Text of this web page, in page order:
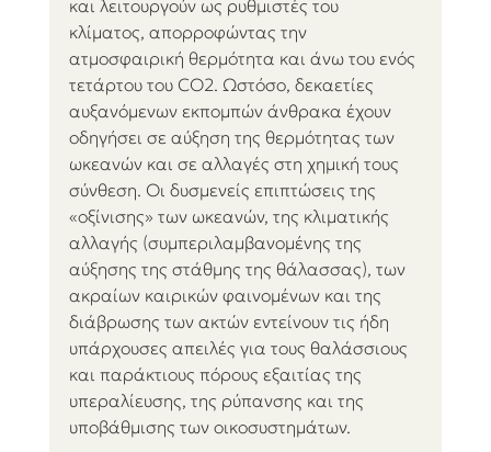
και λειτουργούν ως ρυθμιστές του
κλίματος, απορροφώντας την
ατμοσφαιρική θερμότητα και άνω του ενός
τετάρτου του CO2. Ωστόσο, δεκαετίες
αυξανόμενων εκπομπών άνθρακα έχουν
οδηγήσει σε αύξηση της θερμότητας των
ωκεανών και σε αλλαγές στη χημική τους
σύνθεση. Οι δυσμενείς επιπτώσεις της
«οξίνισης» των ωκεανών, της κλιματικής
αλλαγής (συμπεριλαμβανομένης της
αύξησης της στάθμης της θάλασσας), των
ακραίων καιρικών φαινομένων και της
διάβρωσης των ακτών εντείνουν τις ήδη
υπάρχουσες απειλές για τους θαλάσσιους
και παράκτιους πόρους εξαιτίας της
υπεραλίευσης, της ρύπανσης και της
υποβάθμισης των οικοσυστημάτων.